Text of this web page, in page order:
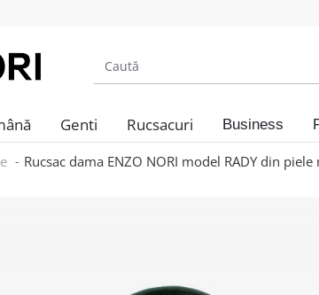
Genti Rucsacuri Business
Rucsac dama ENZO NORI model RADY din